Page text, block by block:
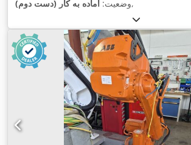
وضعیت:آماده به کار (دست دوم) ,